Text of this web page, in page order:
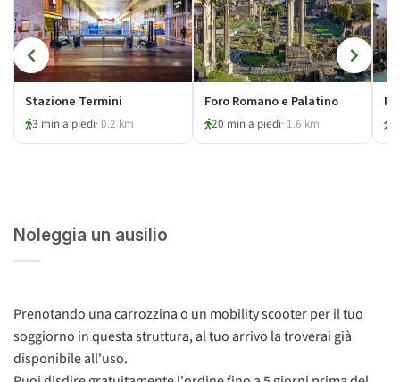
Stazione Termini
3 min a piedi· 0.2 km
Foro Romano e Palatino
20 min a piedi· 1.6 km
Noleggia un ausilio
Prenotando una carrozzina o un mobility scooter per il tuo
soggiorno in questa struttura, al tuo arrivo la troverai già
disponibile all'uso.